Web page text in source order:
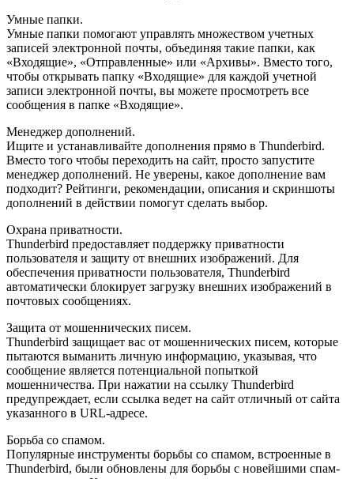
Умные папки.
Умные папки помогают управлять множеством учетных
записей электронной почты, объединяя такие папки, как
«Входящие», «Отправленные» или «Архивы». Вместо того,
чтобы открывать папку «Входящие» для каждой учетной
записи электронной почты, вы можете просмотреть все
сообщения в папке «Входящие».
Менеджер дополнений.
Ищите и устанавливайте дополнения прямо в Thunderbird.
Вместо того чтобы переходить на сайт, просто запустите
менеджер дополнений. Не уверены, какое дополнение вам
подходит? Рейтинги, рекомендации, описания и скриншоты
дополнений в действии помогут сделать выбор.
Охрана приватности.
Thunderbird предоставляет поддержку приватности
пользователя и защиту от внешних изображений. Для
обеспечения приватности пользователя, Thunderbird
автоматически блокирует загрузку внешних изображений в
почтовых сообщениях.
Защита от мошеннических писем.
Thunderbird защищает вас от мошеннических писем, которые
пытаются выманить личную информацию, указывая, что
сообщение является потенциальной попыткой
мошенничества. При нажатии на ссылку Thunderbird
предупреждает, если ссылка ведет на сайт отличный от сайта
указанного в URL-адресе.
Борьба со спамом.
Популярные инструменты борьбы со спамом, встроенные в
Thunderbird, были обновлены для борьбы с новейшими спам-